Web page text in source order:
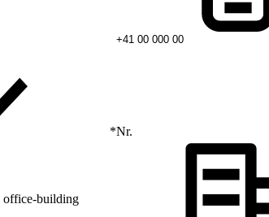
office-building
*Nr.